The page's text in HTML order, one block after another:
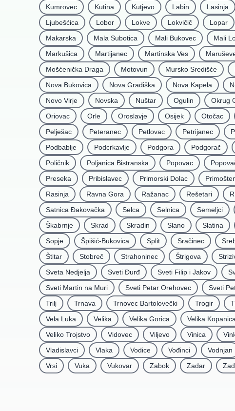
Kumrovec
Kutina Kutjevo Labin Lasinja
Ljubešćica
Lobor Lokve Lokvičič Lopar
Makarska
Mala Subotica Mali Bukovec Mali
Markušica
Martijanec Martinska Ves
Mošćenička Draga
Motovun Mursko Središće
Nova Bukovica
Nova Gradiška Nova Kapela
Novo Virje
Novska Nuštar Ogulin Okrug
Oriovac
Orle Oroslavje Osijek Otočac
Pelješac
Peteranec Petlovac Petrijanec
Podbablje
Podcrkavlje Podgora Podgorač
Poličnik
Poljanica Bistranska Popovac
Preseka
Pribislavec Primorski Dolac
Rasinja
Ravna Gora Ražanac Rešetari
Satnica Ðakovačka
Selca Selnica Semeljci
Škabrnje
Skrad Skradin Slano Slatina
Sopje
Špišić-Bukovica Split Sračinec
Štitar
Stobreč Strahoninec Štrigova
Sveta Nedjelja
Sveti Ðurđ Sveti Filip i Jakov
Sveti Martin na Muri
Sveti Petar Orehovec Sveti
Trilj
Trnava Trnovec Bartolovečki Trogir
Vela Luka
Velika Velika Gorica Velika Kopanica
Veliko Trojstvo
Vidovec Viljevo Vinica
Vladislavci
Vlaka Vodice Vođinci Vodnjan
Vrsi
Vuka Vukovar Zabok Zadar